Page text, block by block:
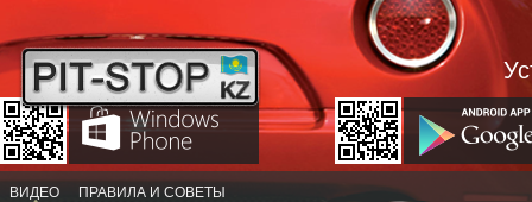
ВИДЕО ПРАВИЛА И СОВЕТЫ